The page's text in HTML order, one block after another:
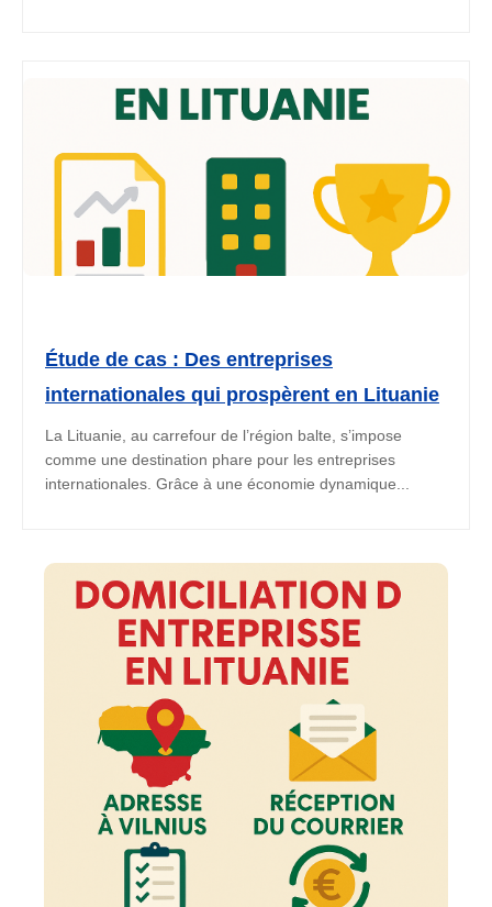
Étude de cas : Des entreprises
internationales qui prospèrent en Lituanie
La Lituanie, au carrefour de l’région balte, s’impose
comme une destination phare pour les entreprises
internationales. Grâce à une économie dynamique...